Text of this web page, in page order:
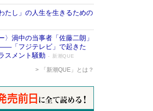
たし」の人生を生きるための
〉渦中の当事者「佐藤二朗」
「フジテレビ」で起きた
スメント騒動
新潮QUE
「新潮QUE」とは？